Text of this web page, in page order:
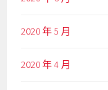
2020 年 5 月
2020 年 4 月